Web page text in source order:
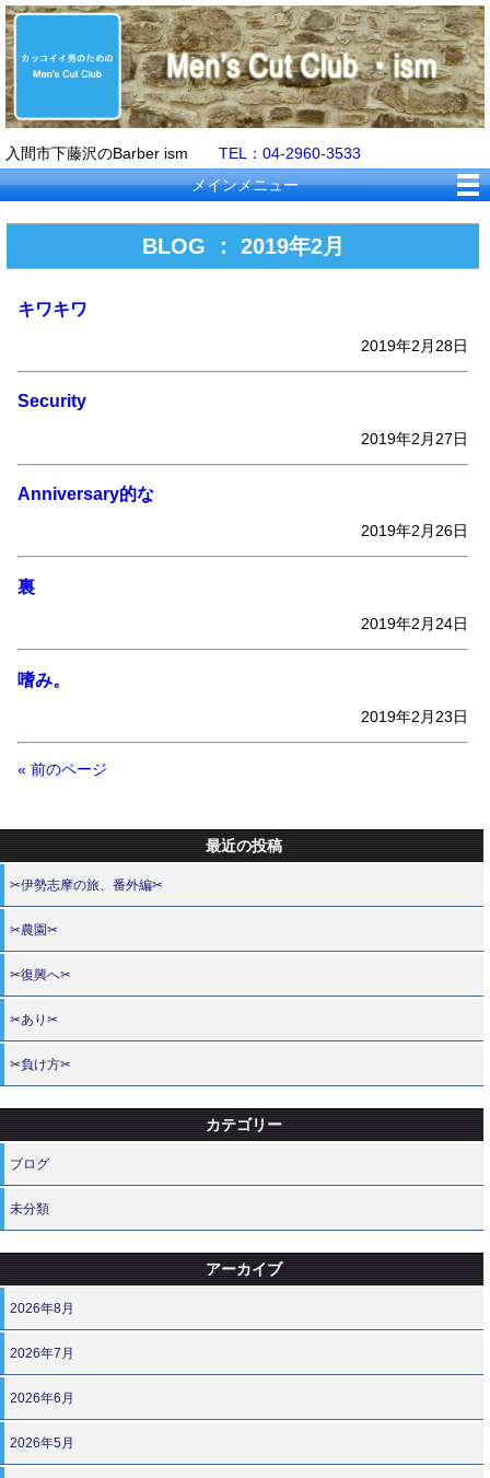
入間市下藤沢のBarber ism TEL：04-2960-3533
メインメニュー
BLOG ： 2019年2月
キワキワ
2019年2月28日
Security
2019年2月27日
Anniversary的な
2019年2月26日
裏
2019年2月24日
嗜み。
2019年2月23日
« 前のページ
最近の投稿
✂伊勢志摩の旅、番外編✂
✂農園✂
✂復興へ✂
✂あり✂
✂負け方✂
カテゴリー
ブログ
未分類
アーカイブ
2026年8月
2026年7月
2026年6月
2026年5月